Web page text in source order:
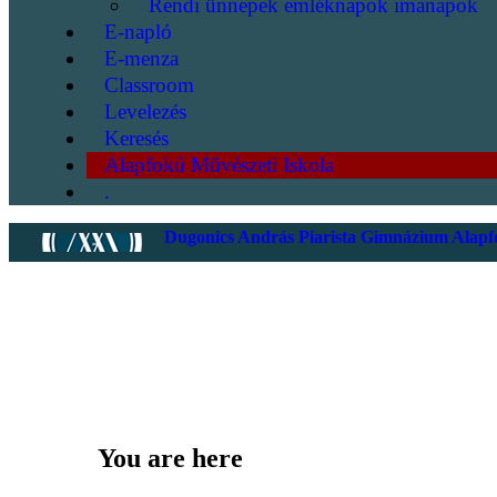
Rendi ünnepek emléknapok imanapok
E-napló
E-menza
Classroom
Levelezés
Keresés
Alapfokú Művészeti Iskola
.
Dugonics András Piarista Gimnázium
You are here